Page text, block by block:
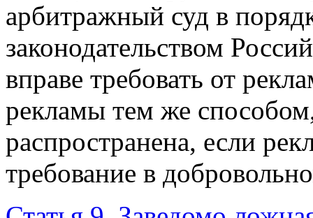
арбитражный суд в
законодательством
вправе требовать от
рекламы тем же
распространена, если
требование в